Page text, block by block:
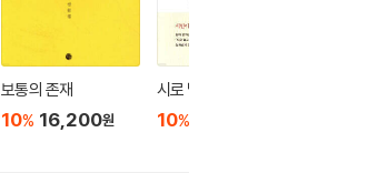
보통의 존재
10% 16,200원
시로 납치하다
10%